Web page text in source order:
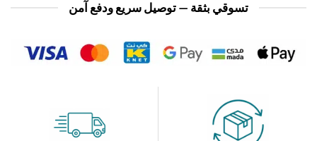
تسوقي بثقة — توصيل سريع ودفع آمن